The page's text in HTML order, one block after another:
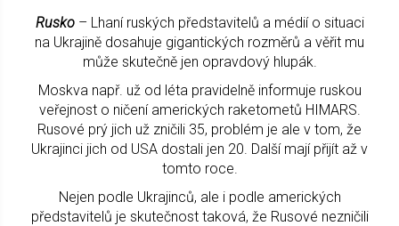
Rusko– Lhaní ruských představitelů a médií o situaci
na Ukrajině dosahuje gigantických rozměrů a věřit mu
může skutečně jen opravdový hlupák.
Moskva např. už od léta pravidelně informuje ruskou
veřejnost o ničení amerických raketometů HIMARS.
Rusové prý jich už zničili 35, problém je ale v tom, že
Ukrajinci jich od USA dostali jen 20. Další mají přijít až v
tomto roce.
Nejen podle Ukrajinců, ale i podle amerických
představitelů je skutečnost taková, že Rusové nezničili